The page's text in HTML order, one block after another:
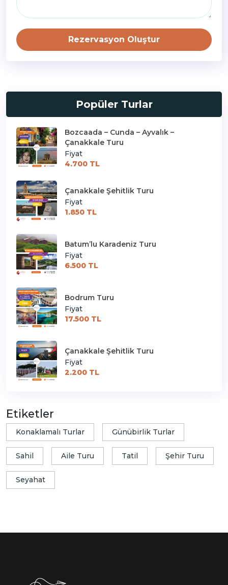
Rezervasyon Oluştur
Popüler Turlar
Bozcaada – Cunda – Ayvalık –
Çanakkale Turu
Fiyat
4.700 TL
Çanakkale Şehitlik Turu
Fiyat
1.850 TL
Batum’lu Karadeniz Turu
Fiyat
6.500 TL
Bodrum Turu
Fiyat
17.500 TL
Çanakkale Şehitlik Turu
Fiyat
2.200 TL
Etiketler
Konaklamalı Turlar Günübirlik Turlar
Sahil Aile Turu Tatil Şehir Turu
Seyahat